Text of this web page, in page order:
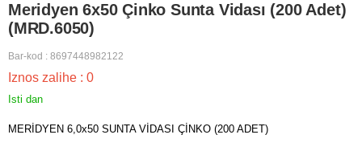
Meridyen 6x50 Çinko Sunta Vidası (200 Adet)
(MRD.6050)
Bar-kod : 8697448982122
Iznos zalihe : 0
Isti dan
MERİDYEN 6,0x50 SUNTA VİDASI ÇİNKO (200 ADET)